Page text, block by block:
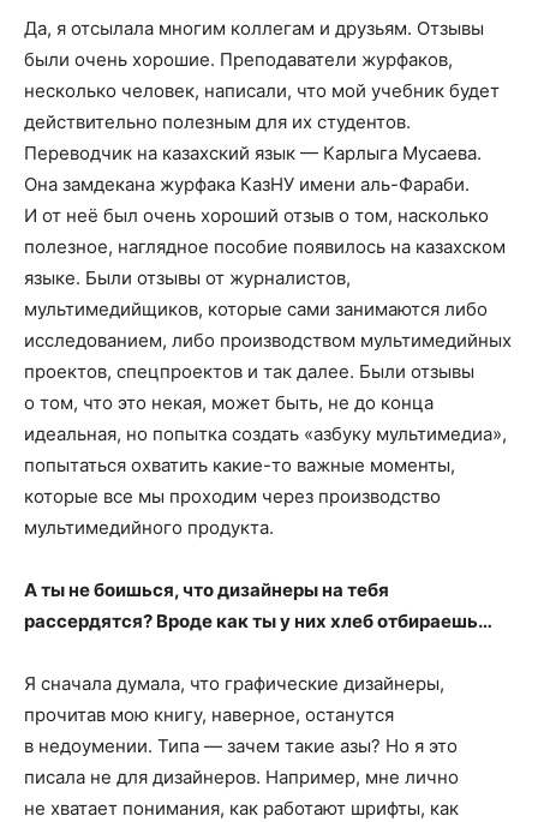
Да, я отсылала многим коллегам и друзьям. Отзывы
были очень хорошие. Преподаватели журфаков,
несколько человек, написали, что мой учебник будет
действительно полезным для их студентов.
Переводчик на казахский язык — Карлыга Мусаева.
Она замдекана журфака КазНУ имени аль-Фараби.
И от неё был очень хороший отзыв о том, насколько
полезное, наглядное пособие появилось на казахском
языке. Были отзывы от журналистов,
мультимедийщиков, которые сами занимаются либо
исследованием, либо производством мультимедийных
проектов, спецпроектов и так далее. Были отзывы
о том, что это некая, может быть, не до конца
идеальная, но попытка создать «азбуку мультимедиа»,
попытаться охватить какие-то важные моменты,
которые все мы проходим через производство
мультимедийного продукта.
А ты не боишься, что дизайнеры на тебя
рассердятся? Вроде как ты у них хлеб отбираешь…
Я сначала думала, что графические дизайнеры,
прочитав мою книгу, наверное, останутся
в недоумении. Типа — зачем такие азы? Но я это
писала не для дизайнеров. Например, мне лично
не хватает понимания, как работают шрифты, как